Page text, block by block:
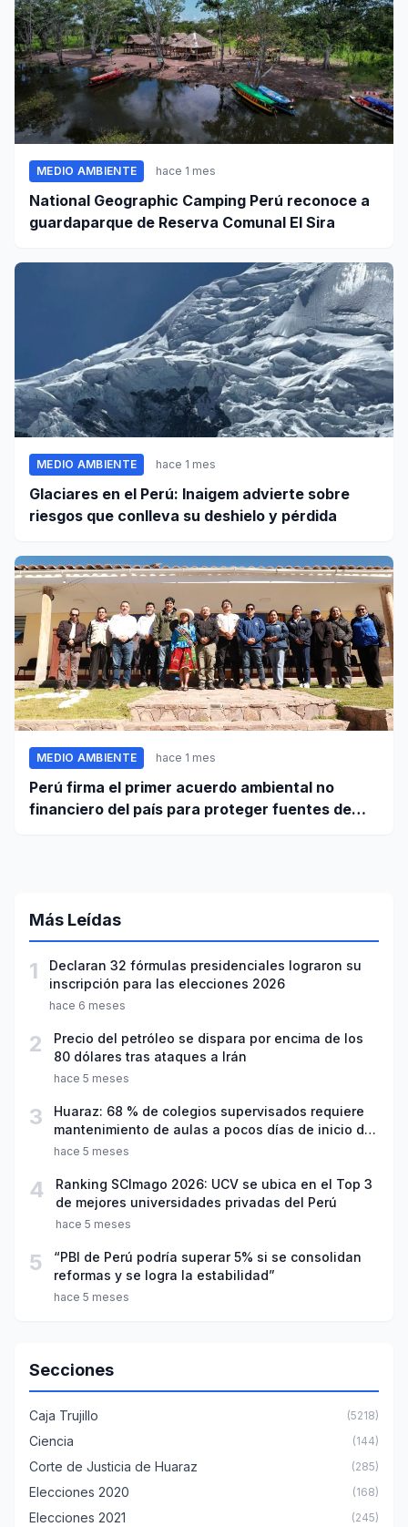
MEDIO AMBIENTE hace 1 mes
National Geographic Camping Perú reconoce a
guardaparque de Reserva Comunal El Sira
MEDIO AMBIENTE hace 1 mes
Glaciares en el Perú: Inaigem advierte sobre
riesgos que conlleva su deshielo y pérdida
MEDIO AMBIENTE hace 1 mes
Perú firma el primer acuerdo ambiental no
financiero del país para proteger fuentes de
Más Leídas
1
Declaran 32 fórmulas presidenciales lograron su
inscripción para las elecciones 2026
hace 6 meses
2
Precio del petróleo se dispara por encima de los
80 dólares tras ataques a Irán
hace 5 meses
3
Huaraz: 68 % de colegios supervisados requiere
mantenimiento de aulas a pocos días de inicio del
año escolar 2026
hace 5 meses
4
Ranking SCImago 2026: UCV se ubica en el Top 3
de mejores universidades privadas del Perú
hace 5 meses
5
“PBI de Perú podría superar 5% si se consolidan
reformas y se logra la estabilidad”
hace 5 meses
Secciones
Caja Trujillo (5218)
Ciencia (144)
Corte de Justicia de Huaraz (285)
Elecciones 2020 (168)
Elecciones 2021 (245)